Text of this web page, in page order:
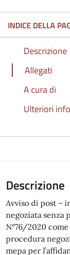
INDICE DELLA
Descrizione
Allegati
A cura di
Ulteriori
Descrizione
Avviso di post –
negoziata senza
N°76/2020
procedura
mepa per